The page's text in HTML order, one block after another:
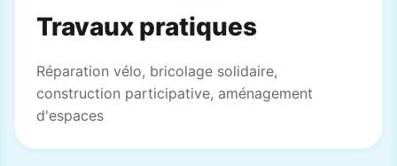
Travaux pratiques
Réparation vélo, bricolage solidaire,
construction participative, aménagement
d'espaces